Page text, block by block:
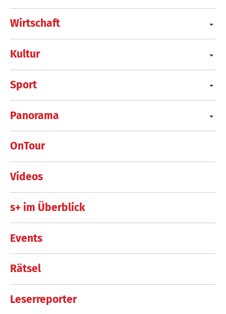
Wirtschaft
Kultur
Sport
Panorama
OnTour
Videos
s+ im Überblick
Events
Rätsel
Leserreporter